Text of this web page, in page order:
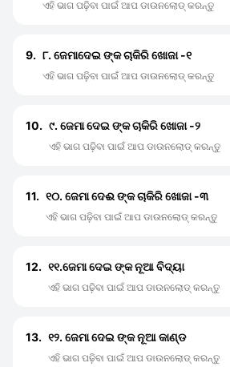
ଏହି ଭାଗ ପଢ଼ିବା ପାଇଁ ଆପ ଡାଉନଲୋଡ୍ କରନ୍ତୁ
9. ୮. ଜେମାଦେଇ ଙ୍କ ଚାକିରି ଖୋଜା -୧
ଏହି ଭାଗ ପଢ଼ିବା ପାଇଁ ଆପ ଡାଉନଲୋଡ୍ କରନ୍ତୁ
10. ୯. ଜେମା ଦେଇ ଙ୍କ ଚାକିରି ଖୋଜା -୨
ଏହି ଭାଗ ପଢ଼ିବା ପାଇଁ ଆପ ଡାଉନଲୋଡ୍ କରନ୍ତୁ
11. ୧୦. ଜେମା ଦେଈ ଙ୍କ ଚାକିରି ଖୋଜା -୩
ଏହି ଭାଗ ପଢ଼ିବା ପାଇଁ ଆପ ଡାଉନଲୋଡ୍ କରନ୍ତୁ
12. ୧୧.ଜେମା ଦେଇ ଙ୍କ ନୂଆ ବିଦ୍ୟା
ଏହି ଭାଗ ପଢ଼ିବା ପାଇଁ ଆପ ଡାଉନଲୋଡ୍ କରନ୍ତୁ
13. ୧୨. ଜେମା ଦେଇ ଙ୍କ ନୂଆ କାଣ୍ଡ
ଏହି ଭାଗ ପଢ଼ିବା ପାଇଁ ଆପ ଡାଉନଲୋଡ୍ କରନ୍ତୁ